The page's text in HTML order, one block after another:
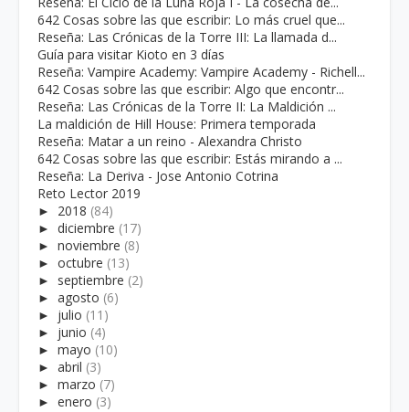
642 Cosas sobre las que escribir: Lo más cruel que...
Reseña: Las Crónicas de la Torre III: La llamada d...
Guía para visitar Kioto en 3 días
Reseña: Vampire Academy: Vampire Academy - Richell...
642 Cosas sobre las que escribir: Algo que encontr...
Reseña: Las Crónicas de la Torre II: La Maldición ...
La maldición de Hill House: Primera temporada
Reseña: Matar a un reino - Alexandra Christo
642 Cosas sobre las que escribir: Estás mirando a ...
Reseña: La Deriva - Jose Antonio Cotrina
Reto Lector 2019
► 2018 (84)
► diciembre (17)
► noviembre (8)
► octubre (13)
► septiembre (2)
► agosto (6)
► julio (11)
► junio (4)
► mayo (10)
► abril (3)
► marzo (7)
► enero (3)